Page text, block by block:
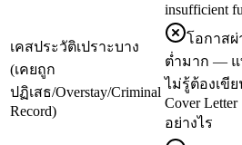
insufficient
เคสประวัติเปราะบาง
(เคยถูก
ปฏิเสธ/Overstay/Criminal
Record)
โอกาสผ่
ต่ำมาก —
ไม่รู้ต้องเขี
Cover Letter
อย่างไร